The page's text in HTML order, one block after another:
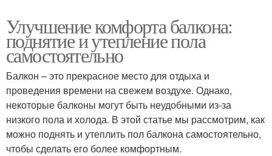
Улучшение комфорта балкона:
поднятие и утепление пола
самостоятельно
Балкон – это прекрасное место для отдыха и
проведения времени на свежем воздухе. Однако,
некоторые балконы могут быть неудобными из-за
низкого пола и холода. В этой статье мы рассмотрим, как
можно поднять и утеплить пол балкона самостоятельно,
чтобы сделать его более комфортным.